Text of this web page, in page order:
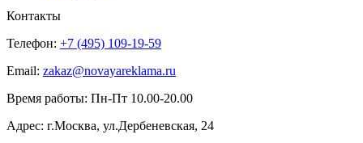
Контакты
Телефон: +7 (495) 109-19-59
Email: zakaz@novayareklama.ru
Время работы: Пн-Пт 10.00-20.00
Адрес: г.Москва, ул.Дербеневская, 24